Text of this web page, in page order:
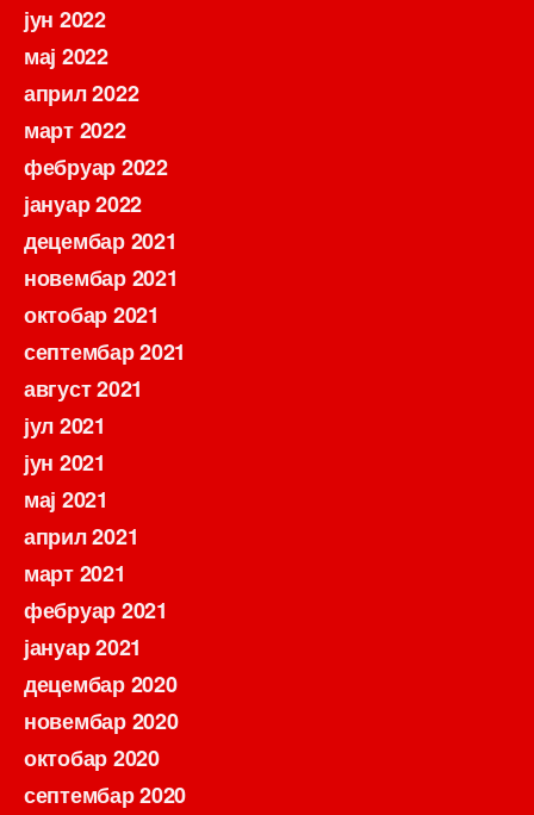
јун 2022
мај 2022
април 2022
март 2022
фебруар 2022
јануар 2022
децембар 2021
новембар 2021
октобар 2021
септембар 2021
август 2021
јул 2021
јун 2021
мај 2021
април 2021
март 2021
фебруар 2021
јануар 2021
децембар 2020
новембар 2020
октобар 2020
септембар 2020